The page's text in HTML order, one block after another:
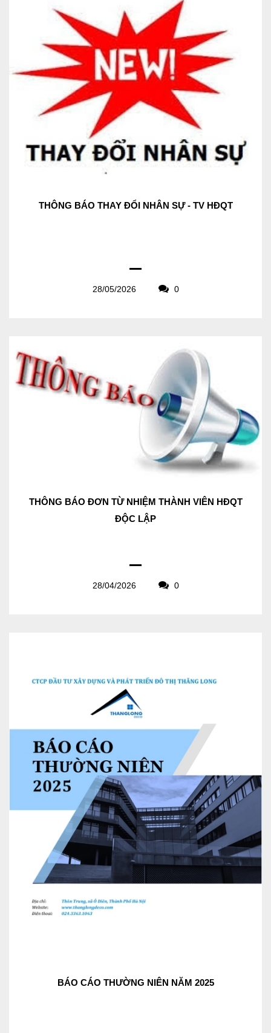
THÔNG BÁO THAY ĐỔI NHÂN SỰ - TV HĐQT
28/05/2026 0
THÔNG BÁO ĐƠN TỪ NHIỆM THÀNH VIÊN HĐQT
ĐỘC LẬP
28/04/2026 0
BÁO CÁO THƯỜNG NIÊN NĂM 2025